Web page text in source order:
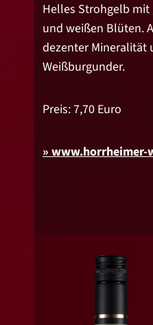
Helles Strohgelb mit
und weißen Blüten.
dezenter Mineralität
Weißburgunder.
Preis: 7,70 Euro
www.horrheimer-